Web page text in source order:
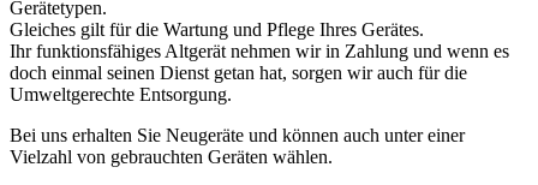
Gerätetypen.
Gleiches gilt für die Wartung und Pflege Ihres Gerätes.
Ihr funktionsfähiges Altgerät nehmen wir in Zahlung und wenn es
doch einmal seinen Dienst getan hat, sorgen wir auch für die
Umweltgerechte Entsorgung.
Bei uns erhalten Sie Neugeräte und können auch unter einer
Vielzahl von gebrauchten Geräten wählen.